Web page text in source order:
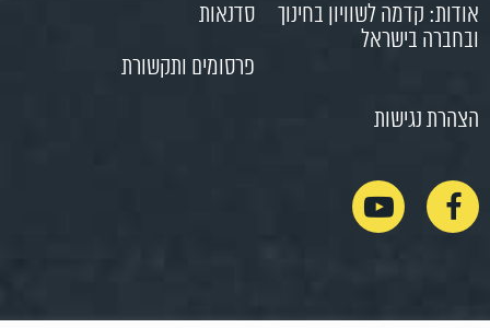
אודות: קדמה לשוויון בחינוך
ובחברה בישראל
סדנאות
פרסומים ותקשורת
הצהרת נגישות